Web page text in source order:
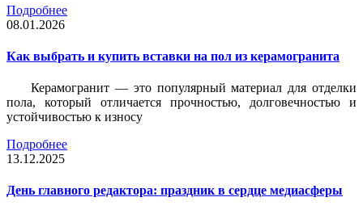
Подробнее
08.01.2026
Как выбрать и купить вставки на пол из керамогранита
Керамогранит — это популярный материал для отделки
пола, который отличается прочностью, долговечностью и
устойчивостью к износу
Подробнее
13.12.2025
День главного редактора: праздник в сердце медиасферы